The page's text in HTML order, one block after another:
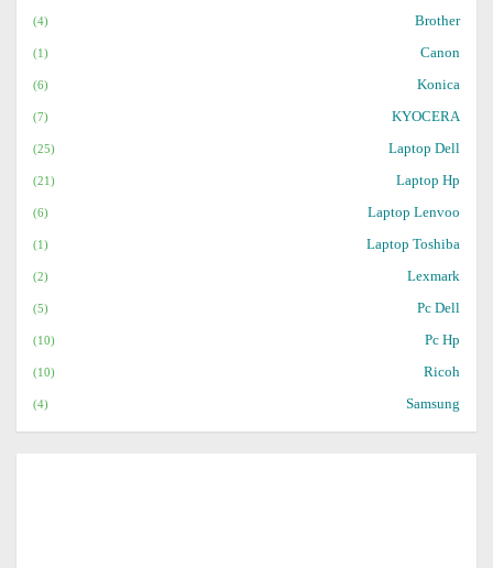
Brother
(4)
Canon
(1)
Konica
(6)
KYOCERA
(7)
Laptop Dell
(25)
Laptop Hp
(21)
Laptop Lenvoo
(6)
Laptop Toshiba
(1)
Lexmark
(2)
Pc Dell
(5)
Pc Hp
(10)
Ricoh
(10)
Samsung
(4)